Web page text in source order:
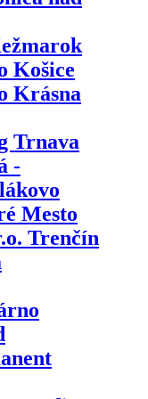
Košice
Krásna
Trnava
-
Mesto
Trenčín